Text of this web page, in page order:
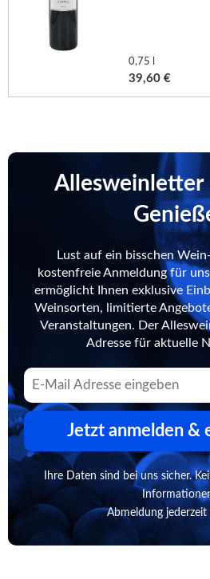
0,75 l
39,60 €
Allesweinletter
Lust auf ein bisschen
kostenfreie Anmeldung für
ermöglicht Ihnen exklusive
Weinsorten, limitierte
Veranstaltungen. Der
Adresse für aktuelle
Jetzt anmelden &
Ihre Daten sind bei uns sicher.
Abmeldung jederzeit